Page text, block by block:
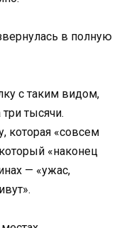
в полную
с таким видом,
тысячи.
которая «совсем
«наконец
— «ужас,